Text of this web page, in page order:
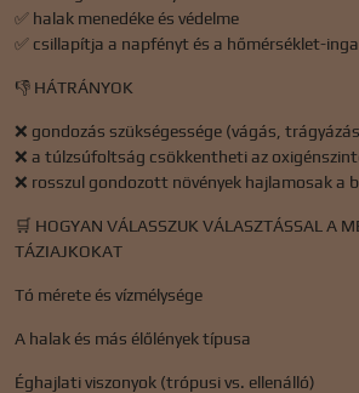
✅ halak menedéke és védelme
✅ csillapítja a napfényt és a hőmérséklet-
👎 HÁTRÁNYOK
❌ gondozás szükségessége (vágás,
❌ a túlzsúfoltság csökkentheti az
❌ rosszul gondozott növények hajlamosak a
🛒 HOGYAN VÁLASSZUK VÁLASZTÁSSAL A
TÁZIAJKOKAT
Tó mérete és vízmélysége
A halak és más élőlények típusa
Éghajlati viszonyok (trópusi vs. ellenálló)